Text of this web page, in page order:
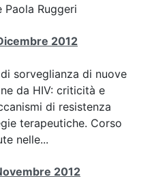
Paola Ruggeri
2012
sorveglianza di nuove
da HIV: criticità e
di resistenza
terapeutiche. Corso
nelle...
2012